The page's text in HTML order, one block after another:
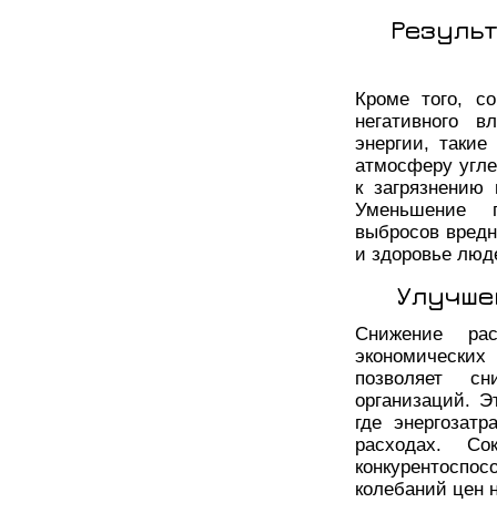
Кроме того,
негативного
энергии,
атмосферу
к
Уменьшение
выбросов
и здоровье
Снижение
позволяет
организаций.
где
расходах.
колебаний цен